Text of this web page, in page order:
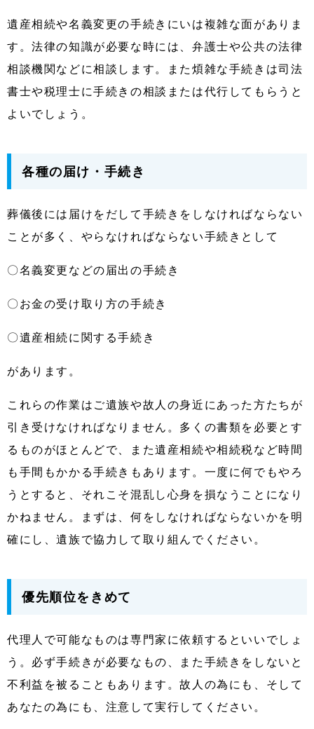
遺産相続や名義変更の手続きにいは複雑な面がありま
す。法律の知識が必要な時には、弁護士や公共の法律
相談機関などに相談します。また煩雑な手続きは司法
書士や税理士に手続きの相談または代行してもらうと
よいでしょう。
各種の届け・手続き
葬儀後には届けをだして手続きをしなければならない
ことが多く、やらなければならない手続きとして
〇名義変更などの届出の手続き
〇お金の受け取り方の手続き
〇遺産相続に関する手続き
があります。
これらの作業はご遺族や故人の身近にあった方たちが
引き受けなければなりません。多くの書類を必要とす
るものがほとんどで、また遺産相続や相続税など時間
も手間もかかる手続きもあります。一度に何でもやろ
うとすると、それこそ混乱し心身を損なうことになり
かねません。まずは、何をしなければならないかを明
確にし、遺族で協力して取り組んでください。
優先順位をきめて
代理人で可能なものは専門家に依頼するといいでしょ
う。必ず手続きが必要なもの、また手続きをしないと
不利益を被ることもあります。故人の為にも、そして
あなたの為にも、注意して実行してください。